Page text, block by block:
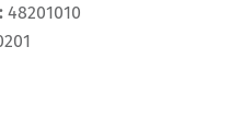
48201010